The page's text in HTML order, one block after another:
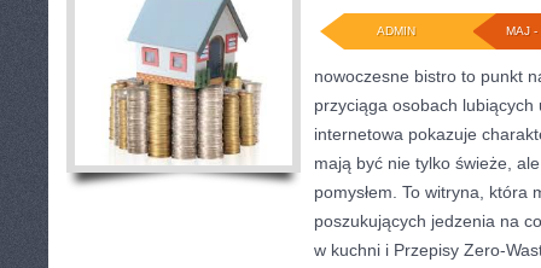
MAJ -
ADMIN
nowoczesne bistro to punkt
przyciąga osobach
internetowa pokazuje
mają być nie tylko świeże,
pomysłem. To witryna, która
poszukujących jedzenia na
w kuchni i Przepisy Zero-